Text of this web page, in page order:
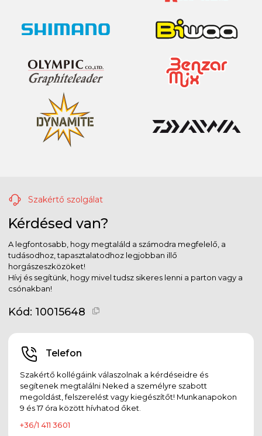
Szakértő szolgálat
Kérdésed van?
A legfontosabb, hogy megtaláld a számodra megfelelő, a
tudásodhoz, tapasztalatodhoz legjobban illő
horgászeszközöket!
Hívj és segítünk, hogy mivel tudsz sikeres lenni a parton vagy a
csónakban!
Kód: 10015648
Telefon
Szakértő kollégáink válaszolnak a kérdéseidre és
segítenek megtalálni Neked a személyre szabott
megoldást, felszerelést vagy kiegészítőt! Munkanapokon
9 és 17 óra között hívhatod őket.
+36/1 411 3601